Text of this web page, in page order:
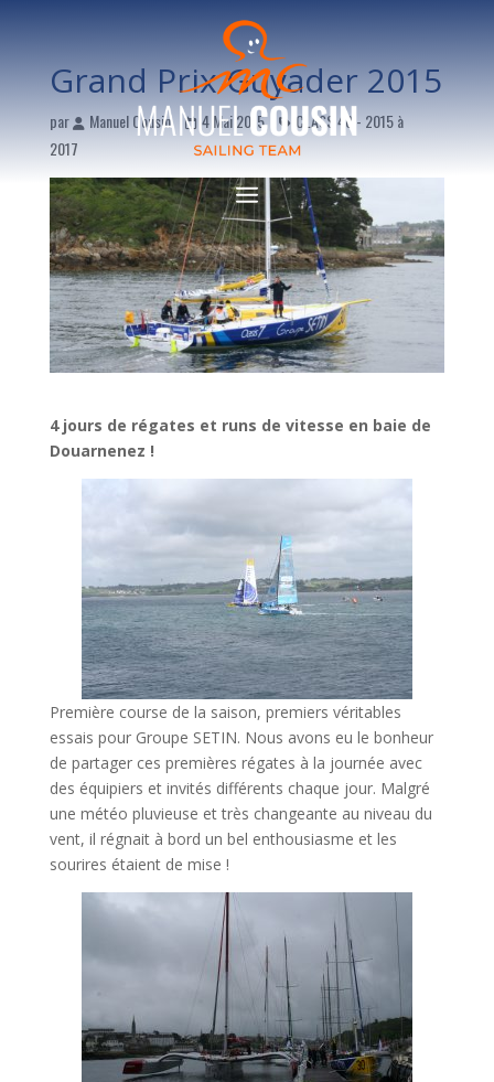
Grand Prix Guyader 2015
par Manuel Cousin 4 Mai 2015
CLASS 40 - 2015 à
2017
4 jours de régates et runs de vitesse en baie de
Douarnenez !
Première course de la saison, premiers véritables
essais pour Groupe SETIN. Nous avons eu le bonheur
de partager ces premières régates à la journée avec
des équipiers et invités différents chaque jour. Malgré
une météo pluvieuse et très changeante au niveau du
vent, il régnait à bord un bel enthousiasme et les
sourires étaient de mise !